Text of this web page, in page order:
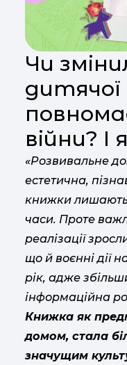
Чи
дитячої
війни? І
«Розвивальне
естетична,
книжки
часи. Проте
реалізації
що й воєнні дії
рік, адже
інформаційна
Книжка як
домом, стала
значущим